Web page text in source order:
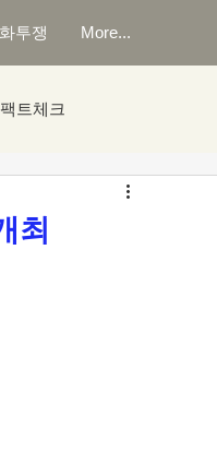
투쟁 More...
트체크
최